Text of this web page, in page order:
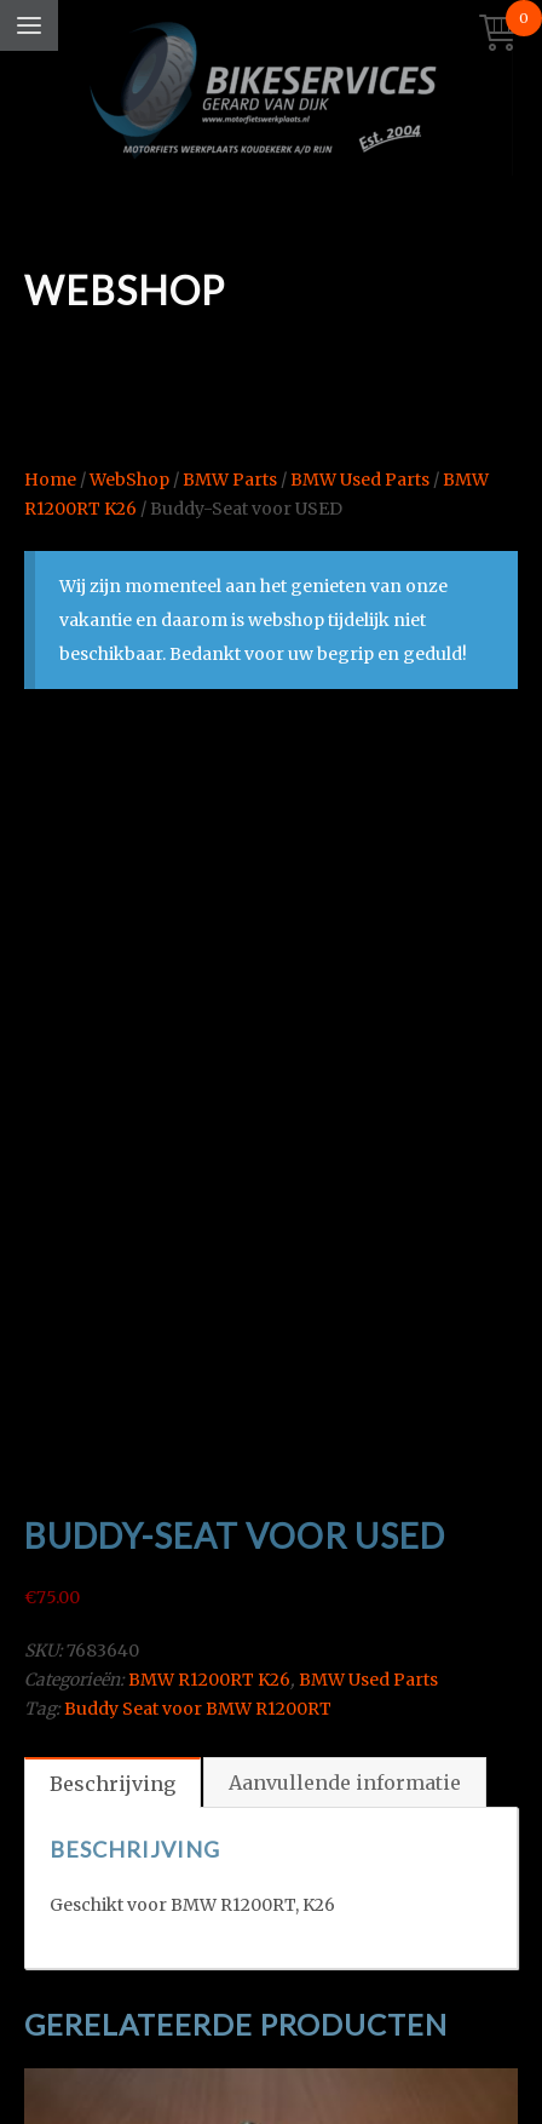
0
WEBSHOP
Home /WebShop /BMW Parts /BMW Used Parts /BMW
R1200RT K26 / Buddy-Seat voor USED
Wij zijn momenteel aan het genieten van onze
vakantie en daarom is webshop tijdelijk niet
beschikbaar. Bedankt voor uw begrip en geduld!
BUDDY-SEAT VOOR USED
€75.00
SKU:7683640
Categorieën:BMW R1200RT K26, BMW Used Parts
Tag:Buddy Seat voor BMW R1200RT
Beschrijving Aanvullende informatie
BESCHRIJVING
Geschikt voor BMW R1200RT, K26
GERELATEERDE PRODUCTEN